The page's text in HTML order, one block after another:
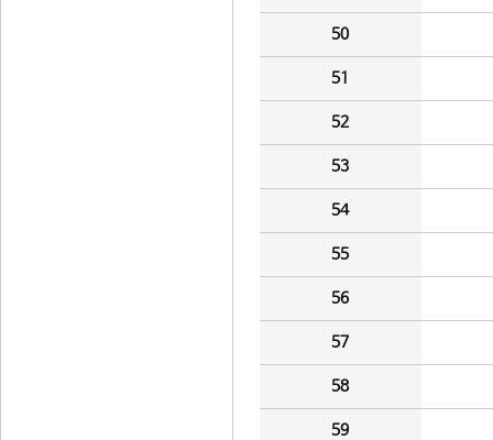
50
51
52
53
54
55
56
57
58
59